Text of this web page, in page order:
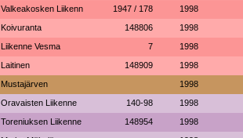
Valkeakosken Liikenn 1947 / 178 1998
Koivuranta 148806 1998
Liikenne Vesma 7 1998
Laitinen 148909 1998
Mustajärven 1998
Oravaisten Liikenne 140-98 1998
Toreniuksen Liikenne 148954 1998